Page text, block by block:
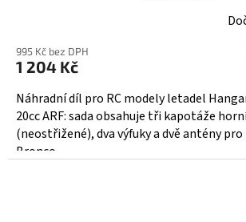
995 Kč bez DPH
1 204 Kč
Náhradní díl pro RC modely letadel
20cc ARF: sada obsahuje tři kapotáže
(neostřižené), dva výfuky a dvě antény pro
Bronco...